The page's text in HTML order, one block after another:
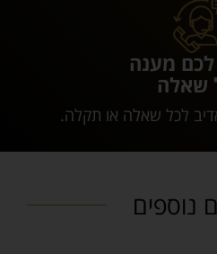
לכם מענה
שאלה
לכל שאלה או תקלה.
נוספים